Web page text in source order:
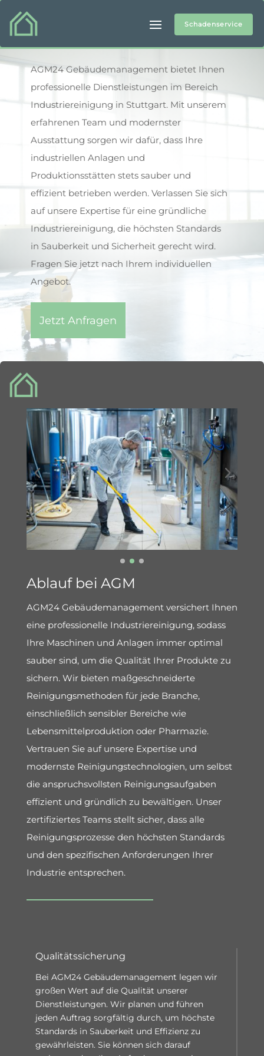
Schadenservice
Industriereinigung
AGM24 Gebäudemanagement bietet Ihnen
professionelle Dienstleistungen im Bereich
Industriereinigung in Stuttgart. Mit unserem
erfahrenen Team und modernster
Ausstattung sorgen wir dafür, dass Ihre
industriellen Anlagen und
Produktionsstätten stets sauber und
effizient betrieben werden. Verlassen Sie sich
auf unsere Expertise für eine gründliche
Industriereinigung, die höchsten Standards
in Sauberkeit und Sicherheit gerecht wird.
Fragen Sie jetzt nach Ihrem individuellen
Angebot.
Jetzt Anfragen
Ablauf bei AGM
AGM24 Gebäudemanagement versichert Ihnen
eineprofessionelle Industriereinigung, sodass
Ihre Maschinen und Anlagen immer optimal
sauber sind, um die Qualität Ihrer Produkte zu
sichern. Wir bieten maßgeschneiderte
Reinigungsmethoden für jede Branche,
einschließlich sensibler Bereiche wie
Lebensmittelproduktion oder Pharmazie.
Vertrauen Sie auf unsere Expertise und
modernste Reinigungstechnologien, um selbst
die anspruchsvollsten Reinigungsaufgaben
effizient und gründlich zu bewältigen. Unser
zertifiziertesTeams stelltsicher, dass alle
Reinigungsprozesse den höchsten Standards
und den spezifischen Anforderungen Ihrer
Industrie entsprechen.
Qualitätssicherung
Bei AGM24 Gebäudemanagement legen wir
großen Wert auf die Qualität unserer
Dienstleistungen. Wir planen und führen
jeden Auftrag sorgfältig durch, um höchste
Standards in Sauberkeit und Effizienz zu
gewährleisten. Sie können sich darauf